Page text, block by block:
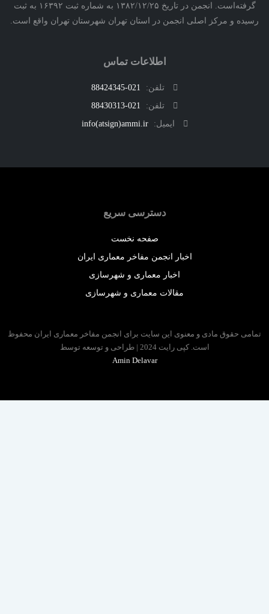
گرفته‌است. انجمن در تاریخ ۱۳۸۲/۱۲/۲۵ به شماره ثبت ۱۶۳۹۲ به ثبت
و مرکز اصلی انجمن در استان تهران شهرستان تهران واقع است.
اطلاعات تماس
تلفن:
021-88424345
تلفن:
021-88430313
ایمیل:
info(atsign)ammi.ir
دسترسی سریع
صفحه نخست
اخبار انجمن مفاخر معماری ایران
اخبار معماری و شهرسازی
مقالات معماری و شهرسازی
حقوق مادی و معنوی این سایت برای انجمن مفاخر معماری ایران محفوظ
است. کپی رایت 2024 | طراحی و توسعه توسط
Amin Delavar